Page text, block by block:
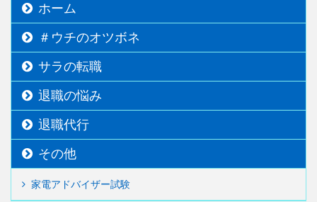
ホーム
＃ウチのオツボネ
サラの転職
退職の悩み
退職代行
その他
家電アドバイザー試験